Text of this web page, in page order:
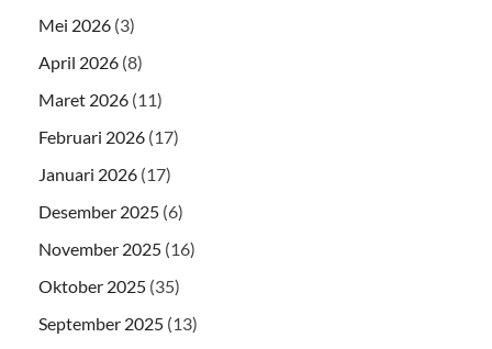
Mei 2026 (3)
April 2026 (8)
Maret 2026 (11)
Februari 2026 (17)
Januari 2026 (17)
Desember 2025 (6)
November 2025 (16)
Oktober 2025 (35)
September 2025 (13)